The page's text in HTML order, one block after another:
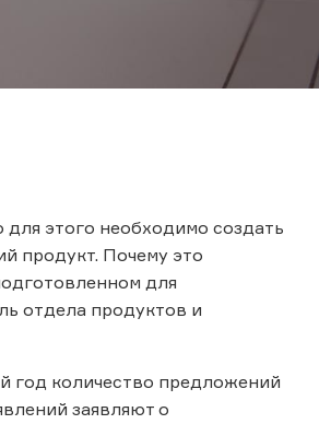
этого необходимо создать
продукт. Почему это
для
отдела продуктов и
год количество предложений
заявляют о